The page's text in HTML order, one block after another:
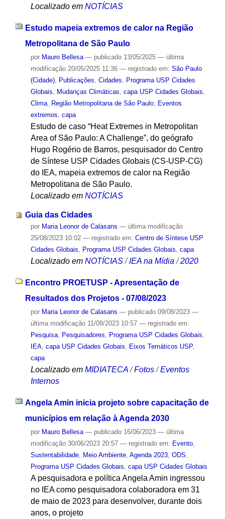
Localizado em NOTÍCIAS
Estudo mapeia extremos de calor na Região
Metropolitana de São Paulo
por Mauro Bellesa — publicado13/05/2025 — última
modificação20/05/2025 11:36 — registrado em: São Paulo
(Cidade), Publicações Cidades
Programa USP Cidades
Globais
Mudanças Climáticas capa USP Cidades Globais
Clima, Região Metropolitana de São Paulo, Eventos
extremos capa
Estudo de caso “Heat Extremes in Metropolitan
Area of São Paulo: A Challenge”, do geógrafo
Hugo Rogério de Barros, pesquisador do Centro
de Síntese USP Cidades Globais (CS-USP-CG)
do IEA, mapeia extremos de calor na Região
Metropolitana de São Paulo.
Localizado em NOTÍCIAS
Guia das Cidades
por Maria Leonor de Calasans — última modificação
25/08/2023 10:02 — registrado em: Centro de Síntese USP
Cidades Globais, Programa USP Cidades Globais, capa
Localizado em NOTÍCIAS /IEA na Mídia /2020
Encontro PROETUSP - Apresentação de
Resultados dos Projetos - 07/08/2023
por Maria Leonor de Calasans — publicado09/08/2023 —
última modificação11/08/2023 10:57 — registrado em:
Pesquisa, Pesquisadores, Programa USP Cidades Globais,
IEA, capa USP Cidades Globais, Eixos Temáticos USP,
capa
Localizado em MIDIATECA /Fotos /Eventos
Internos
Angela Amin inicia projeto sobre capacitação de
municípios em relação à Agenda 2030
por Mauro Bellesa — publicado16/06/2023 — última
modificação30/06/2023 20:57 — registrado em: Evento,
Sustentabilidade, Meio Ambiente, Agenda 2023, ODS
Programa USP Cidades Globais capa USP Cidades Globais
A pesquisadora e política Angela Amin ingressou
no IEA como pesquisadora colaboradora em 31
de maio de 2023 para desenvolver, durante dois
anos, o projeto